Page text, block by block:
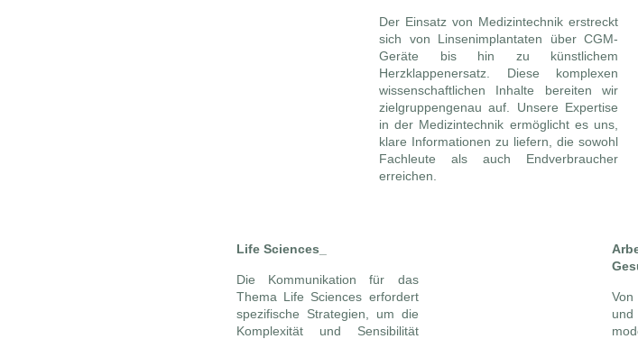
Der Einsatz von Medizintechnik erstreckt
sich von Linsenimplantaten über CGM-
Geräte bis hin zu künstlichem
Herzklappenersatz. Diese komplexen
wissenschaftlichen Inhalte bereiten wir
zielgruppengenau auf. Unsere Expertise
in der Medizintechnik ermöglicht es uns,
klare Informationen zu liefern, die sowohl
Fachleute als auch Endverbraucher
erreichen.
und
Life Sciences_
Die Kommunikation für das
Thema Life Sciences erfordert
spezifische Strategien, um die
Komplexität und Sensibilität